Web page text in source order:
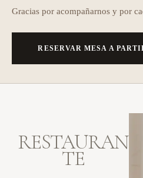
Gracias por acompañarnos y por
RESERVAR MESA A
RESTAURAN
TE